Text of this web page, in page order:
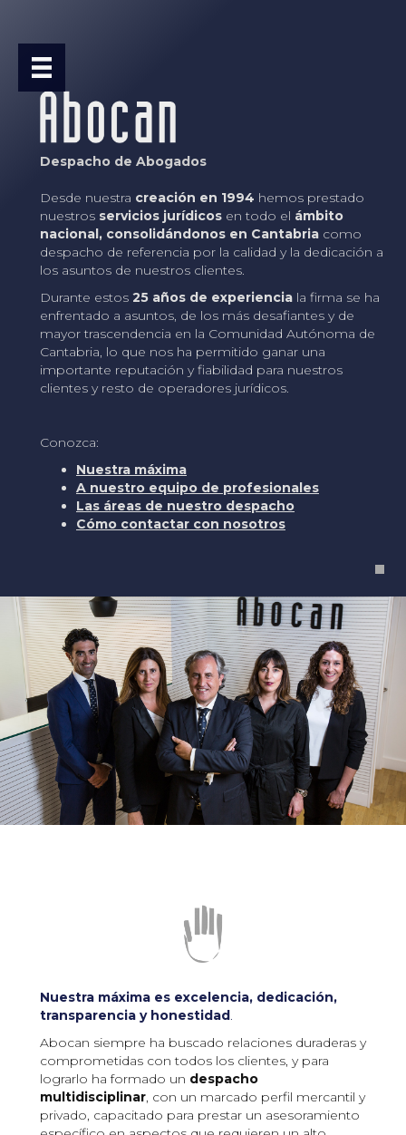
Despacho de Abogados
Desde nuestra creación en 1994 hemos prestado
nuestros servicios jurídicos en todo el ámbito
nacional, consolidándonos en Cantabria como
despacho de referencia por la calidad y la dedicación a
los asuntos de nuestros clientes.
Durante estos 25 años de experiencia la firma se ha
enfrentado a asuntos, de los más desafiantes y de
mayor trascendencia en la Comunidad Autónoma de
Cantabria, lo que nos ha permitido ganar una
importante reputación y fiabilidad para nuestros
clientes y resto de operadores jurídicos.
Conozca:
Nuestra máxima
A nuestro equipo de profesionales
Las áreas de nuestro despacho
Cómo contactar con nosotros
Nuestra máxima es excelencia, dedicación,
transparencia y honestidad.
Abocan siempre ha buscado relaciones duraderas y
comprometidas con todos los clientes, y para
lograrlo ha formado un despacho
multidisciplinar, con un marcado perfil mercantil y
privado, capacitado para prestar un asesoramiento